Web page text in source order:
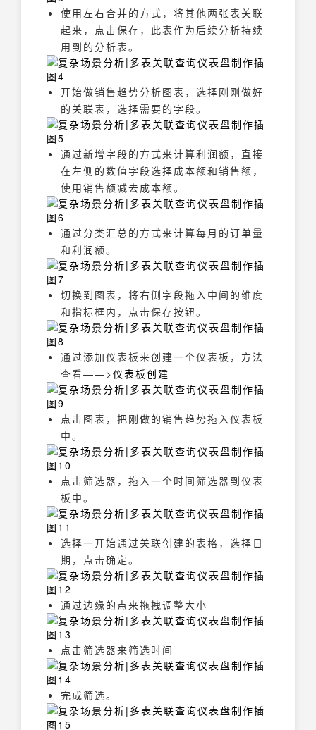
使用左右合并的方式，将其他两张表关联
起来，点击保存，此表作为后续分析持续
用到的分析表。
开始做销售趋势分析图表，选择刚刚做好
的关联表，选择需要的字段。
通过新增字段的方式来计算利润额，直接
在左侧的数值字段选择成本额和销售额，
使用销售额减去成本额。
通过分类汇总的方式来计算每月的订单量
和利润额。
切换到图表，将右侧字段拖入中间的维度
和指标框内，点击保存按钮。
通过添加仪表板来创建一个仪表板，方法
查看——>仪表板创建
点击图表，把刚做的销售趋势拖入仪表板
中。
点击筛选器，拖入一个时间筛选器到仪表
板中。
选择一开始通过关联创建的表格，选择日
期，点击确定。
通过边缘的点来拖拽调整大小
点击筛选器来筛选时间
完成筛选。